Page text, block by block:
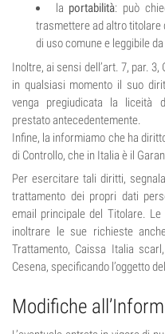
la portabilità: può
trasmettere ad altro titolare
di uso comune e leggibile
Inoltre, ai sensi dell’art. 7, par.
in qualsiasi momento il suo
venga pregiudicata la liceità
prestato antecedentemente.
Infine, la informiamo che ha
di Controllo, che in Italia è il
Per esercitare tali diritti,
trattamento dei propri dati
email principale del Titolare.
inoltrare le sue richieste
Trattamento, Caissa Italia
Cesena, specificando l’oggetto
Modifiche